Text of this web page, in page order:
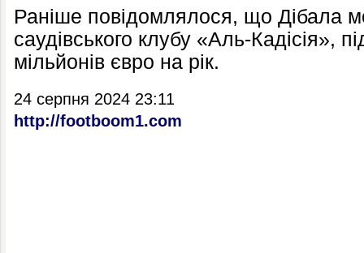
Раніше повідомлялося, що Дібала
саудівського клубу «Аль-Кадісія»,
мільйонів євро на рік.
24 серпня 2024 23:11
http://footboom1.com